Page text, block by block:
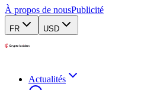
À propos de nousPublicité
FR USD
Actualités